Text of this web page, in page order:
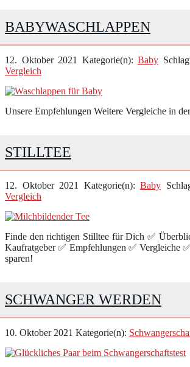
BABYWASCHLAPPEN
12. Oktober 2021 Kategorie(n): Baby
Vergleich
Unsere Empfehlungen Weitere Vergleiche in
STILLTEE
12. Oktober 2021 Kategorie(n): Baby
Vergleich
Finde den richtigen Stilltee für Dich ✅
Kaufratgeber ✅ Empfehlungen ✅ Vergleiche
sparen!
SCHWANGER WERDEN
10. Oktober 2021 Kategorie(n):